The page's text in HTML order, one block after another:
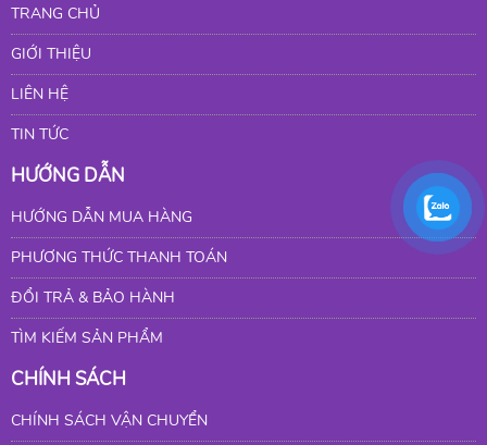
TRANG CHỦ
GIỚI THIỆU
LIÊN HỆ
TIN TỨC
HƯỚNG DẪN
HƯỚNG DẪN MUA HÀNG
PHƯƠNG THỨC THANH TOÁN
ĐỔI TRẢ & BẢO HÀNH
TÌM KIẾM SẢN PHẨM
CHÍNH SÁCH
CHÍNH SÁCH VẬN CHUYỂN